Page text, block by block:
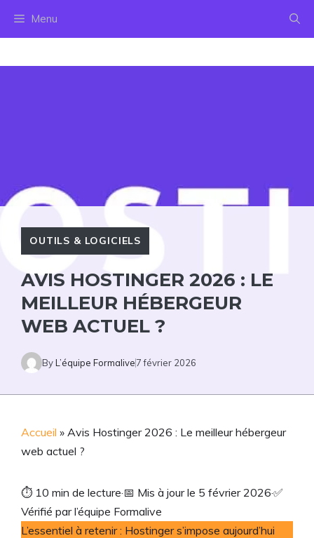
Menu
OUTILS & LOGICIELS
AVIS HOSTINGER 2026 : LE
MEILLEUR HÉBERGEUR
WEB ACTUEL ?
ByL’équipe Formalive7 février 2026
Accueil » Avis Hostinger 2026 : Le meilleur hébergeur
web actuel ?
⏱ 10 min de lecture·📅 Mis à jour le 5 février 2026·✅
Vérifié par l’équipe Formalive
L’essentiel à retenir : Hostinger s’impose aujourd’hui